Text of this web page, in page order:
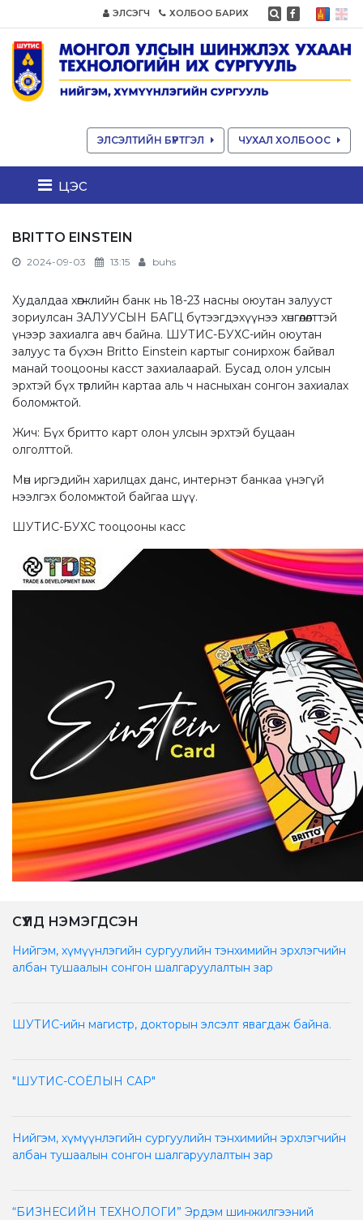
ЭЛСЭГЧ ХОЛБОО БАРИХ
ЭЛСЭЛТИЙН БҮРТГЭЛ ЧУХАЛ ХОЛБООС
цэс
BRITTO EINSTEIN
2024-09-03 13:15 buhs
Худалдаа хөгжлийн банк нь 18-23 насны оюутан залууст
зориулсан ЗАЛУУСЫН БАГЦ бүтээгдэхүүнээ хөнгөлөлттэй
үнээр захиалга авч байна. ШУТИС-БУХС-ийн оюутан
залуус та бүхэн Britto Einstein картыг сонирхож байвал
манай тооцооны касст захиалаарай. Бусад олон улсын
эрхтэй бүх төрлийн картаа аль ч насныхан сонгон захиалах
боломжтой.
Жич: Бүх бритто карт олон улсын эрхтэй буцаан
олголттой.
Мөн иргэдийн харилцах данс, интернэт банкаа үнэгүй
нээлгэх боломжтой байгаа шүү.
ШУТИС-БУХС тооцооны касс
СҮҮЛД НЭМЭГДСЭН
Нийгэм, хүмүүнлэгийн сургуулийн тэнхимийн эрхлэгчийн
албан тушаалын сонгон шалгаруулалтын зар
ШУТИС-ийн магистр, докторын элсэлт явагдаж байна.
"ШУТИС-СОЁЛЫН САР"
Нийгэм, хүмүүнлэгийн сургуулийн тэнхимийн эрхлэгчийн
албан тушаалын сонгон шалгаруулалтын зар
“БИЗНЕСИЙН ТЕХНОЛОГИ” Эрдэм шинжилгээний